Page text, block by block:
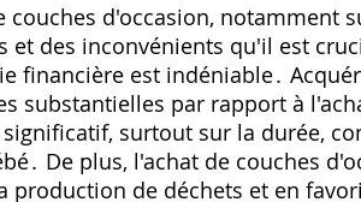
couches d'occasion‚ notamment
et des inconvénients qu'il est
financière est indéniable․
substantielles par rapport à
surtout sur la durée‚
De plus‚ l'achat de couches
production de déchets et en